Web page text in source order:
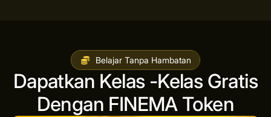
Belajar Tanpa Hambatan
Dapatkan Kelas -Kelas Gratis
Dengan FINEMA Token